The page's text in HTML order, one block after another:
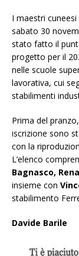
I maestri
sabato 30
stato fatto il
progetto per il
nelle scuole
lavorativa, cui
stabilimenti
Prima del
iscrizione sono
con la
L’elenco
Bagnasco,
insieme con
stabilimento
Davide Barile